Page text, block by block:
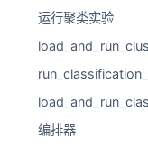
运行聚类实验
编排器